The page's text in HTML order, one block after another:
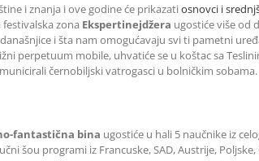
i znanja i ove godine će prikazatiosnovci i
zona Ekspertinejdžera ugostiće više od
i šta nam omogućavaju svi ti pametni
perpetuum mobile, uhvatiće se u koštac sa
černobiljski vatrogasci u bolničkim sobama.
fantastična bina ugostiće u hali 5 naučnike iz
šou programi iz Francuske, SAD, Austrije,